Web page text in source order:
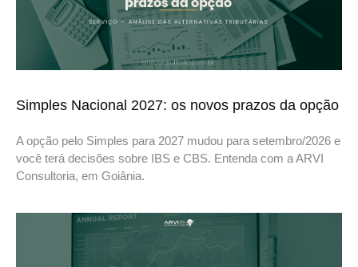
Simples Nacional 2027: os novos prazos da opção
A opção pelo Simples para 2027 mudou para setembro/2026 e
você terá decisões sobre IBS e CBS. Entenda com a ARVI
Consultoria, em Goiânia.